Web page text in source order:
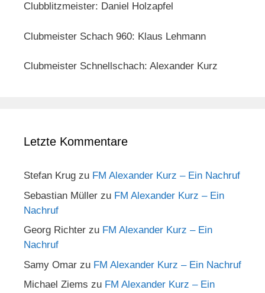
Clubblitzmeister: Daniel Holzapfel
Clubmeister Schach 960: Klaus Lehmann
Clubmeister Schnellschach: Alexander Kurz
Letzte Kommentare
Stefan Krug zu FM Alexander Kurz – Ein Nachruf
Sebastian Müller zu FM Alexander Kurz – Ein
Nachruf
Georg Richter zu FM Alexander Kurz – Ein
Nachruf
Samy Omar zu FM Alexander Kurz – Ein Nachruf
Michael Ziems zu FM Alexander Kurz – Ein